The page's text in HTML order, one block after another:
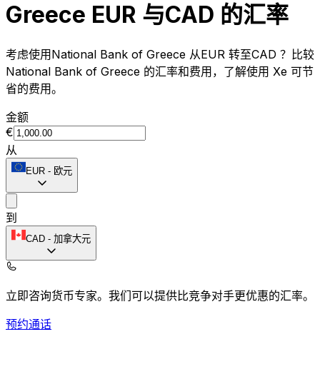
Greece EUR 与CAD 的汇率
考虑使用National Bank of Greece 从EUR 转至CAD ？比较
National Bank of Greece 的汇率和费用，了解使用 Xe 可节
省的费用。
金额
€
从
EUR - 欧元
到
CAD - 加拿大元
立即咨询货币专家。 我们可以提供比竞争对手更优惠的汇率。
预约通话